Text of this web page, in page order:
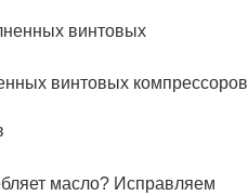
винтовых компрессоров
масло? Исправляем